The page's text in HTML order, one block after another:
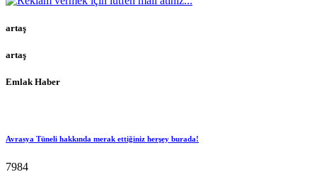
artaş
artaş
Emlak Haber
Avrasya Tüneli hakkında merak ettiğiniz herşey burada!
7984